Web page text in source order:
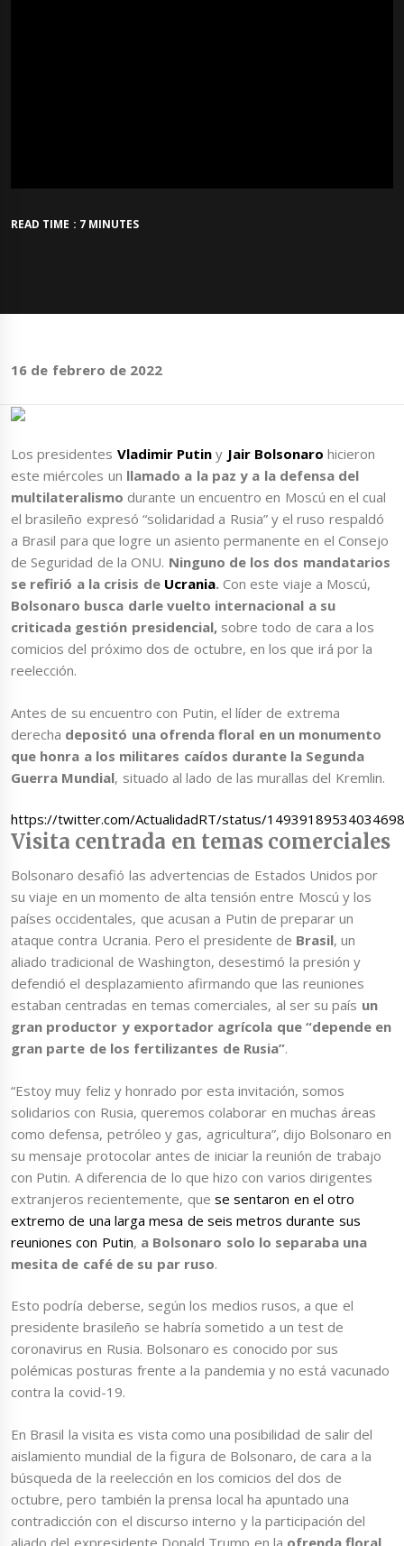
READ TIME : 7 MINUTES
16 de febrero de 2022
Los presidentes Vladimir Putiny Jair Bolsonaro hicieron
este miércoles un llamado a la paz y a la defensa del
multilateralismo durante un encuentro en Moscú en el cual
el brasileño expresó “solidaridad a Rusia” y el ruso respaldó
a Brasil para que logre un asiento permanente en el Consejo
de Seguridad de la ONU. Ninguno de los dos mandatarios
se refirió a la crisis de Ucrania.Con este viaje a Moscú,
Bolsonaro busca darle vuelto internacional a su
criticada gestión presidencial,sobre todo de cara a los
comicios del próximo dos de octubre, en los que irá por la
reelección.
Antes de su encuentro con Putin, el líder de extrema
derecha depositó una ofrenda floral en un monumento
que honra a los militares caídos durante la Segunda
Guerra Mundial, situado al lado de las murallas del Kremlin.
https://twitter.com/ActualidadRT/status/
Visita centrada en temas comerciales
Bolsonaro desafió las advertencias de Estados Unidos por
su viaje en un momento de alta tensión entre Moscú y los
países occidentales, que acusan a Putin de preparar un
ataque contra Ucrania. Pero el presidente de Brasil, un
aliado tradicional de Washington, desestimó la presión y
defendió el desplazamiento afirmando que las reuniones
estaban centradas en temas comerciales, al ser su país un
gran productor y exportador agrícola que “depende en
gran parte de los fertilizantes de Rusia”.
“Estoy muy feliz y honrado por esta invitación, somos
solidarios con Rusia, queremos colaborar en muchas áreas
como defensa, petróleo y gas, agricultura”, dijo Bolsonaro en
su mensaje protocolar antes de iniciar la reunión de trabajo
con Putin. A diferencia de lo que hizo con varios dirigentes
extranjeros recientemente, que se sentaron en el otro
extremo de una larga mesa de seis metros durante sus
reuniones con Putin, a Bolsonaro solo lo separaba una
mesita de café de su par ruso.
Esto podría deberse, según los medios rusos, a que el
presidente brasileño se habría sometido a un test de
coronavirus en Rusia. Bolsonaro es conocido por sus
polémicas posturas frente a la pandemia y no está vacunado
contra la covid-19.
En Brasil la visita es vista como una posibilidad de salir del
aislamiento mundial de la figura de Bolsonaro, de cara a la
búsqueda de la reelección en los comicios del dos de
octubre, pero también la prensa local ha apuntado una
contradicción con el discurso interno y la participación del
aliado del expresidente Donald Trump en la ofrenda floral